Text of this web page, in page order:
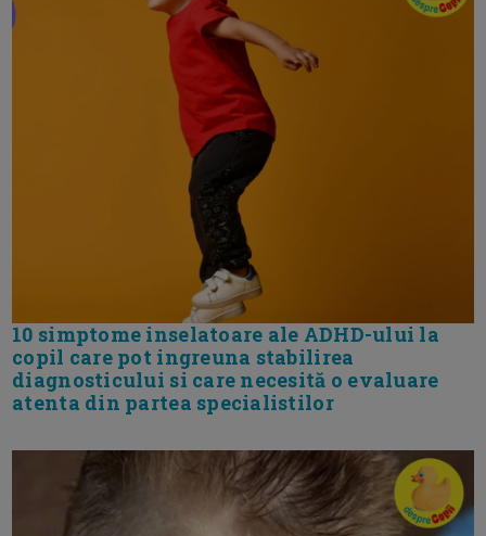
10 simptome inselatoare ale ADHD-ului la
copil care pot ingreuna stabilirea
diagnosticului si care necesită o evaluare
atenta din partea specialistilor